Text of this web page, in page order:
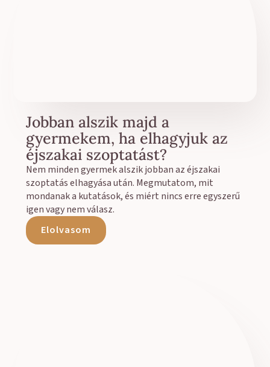
Jobban alszik majd a
gyermekem, ha elhagyjuk az
éjszakai szoptatást?
Nem minden gyermek alszik jobban az éjszakai
szoptatás elhagyása után. Megmutatom, mit
mondanak a kutatások, és miért nincs erre egyszerű
igen vagy nem válasz.
Elolvasom